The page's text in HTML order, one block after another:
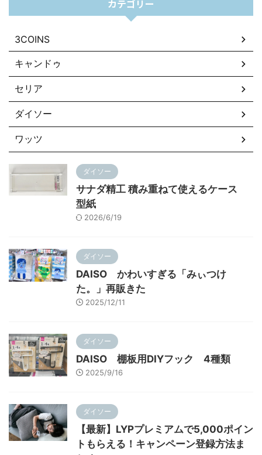
カテゴリー
3COINS
キャンドゥ
セリア
ダイソー
ワッツ
ダイソー
サナダ精工 積み重ねて使えるケース
型紙
2026/6/19
ダイソー
DAISO かわいすぎる「みぃつけ
た。」再販きた
2025/12/11
ダイソー
DAISO 棚板用DIYフック 4種類
2025/9/16
ダイソー
【最新】LYPプレミアムで5,000ポイン
トもらえる！キャンペーン登録方法ま